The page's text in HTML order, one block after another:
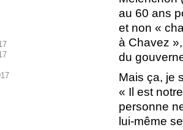
au 60 ans
et non «
à Chavez
du
Mais ça, je
« Il est
personne
lui-même